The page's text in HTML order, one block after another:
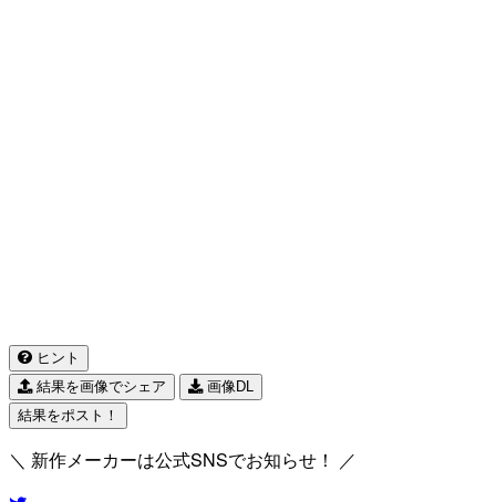
ヒント
結果を画像でシェア
画像DL
結果をポスト！
＼ 新作メーカーは公式SNSでお知らせ！ ／